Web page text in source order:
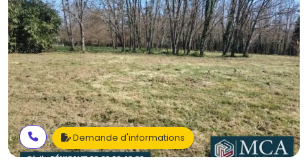
Demande d'informations